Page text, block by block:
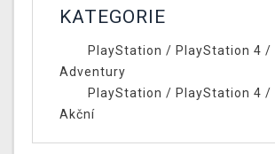
KATEGORIE
PlayStation / PlayStation 4 /
Adventury
PlayStation / PlayStation 4 /
Akční